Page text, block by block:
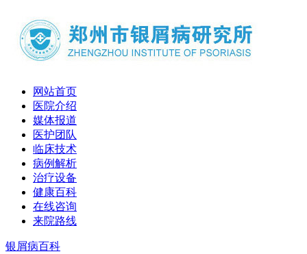
网站首页
医院介绍
媒体报道
医护团队
临床技术
病例解析
治疗设备
健康百科
在线咨询
来院路线
银屑病百科